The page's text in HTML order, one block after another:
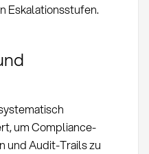
Eskalationsstufen.
um Compliance-
und Audit-Trails zu